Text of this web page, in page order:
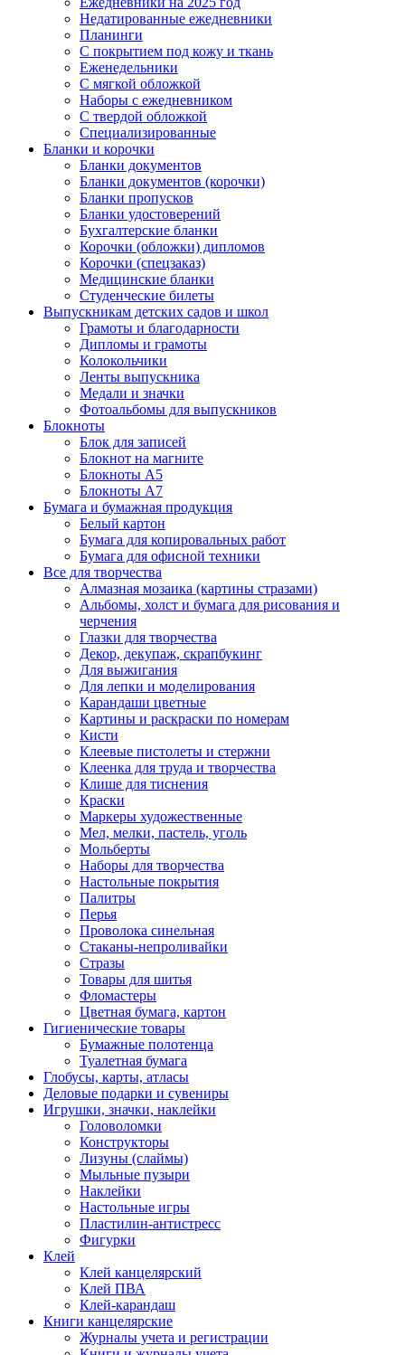
Недатированные ежедневники
Планинги
С покрытием под кожу и ткань
Еженедельники
С мягкой обложкой
Наборы с ежедневником
С твердой обложкой
Специализированные
Бланки и корочки
Бланки документов
Бланки документов (корочки)
Бланки пропусков
Бланки удостоверений
Бухгалтерские бланки
Корочки (обложки) дипломов
Корочки (спецзаказ)
Медицинские бланки
Студенческие билеты
Выпускникам детских садов и школ
Грамоты и благодарности
Дипломы и грамоты
Колокольчики
Ленты выпускника
Медали и значки
Фотоальбомы для выпускников
Блокноты
Блок для записей
Блокнот на магните
Блокноты А5
Блокноты А7
Бумага и бумажная продукция
Белый картон
Бумага для копировальных работ
Бумага для офисной техники
Все для творчества
Алмазная мозаика (картины стразами)
Альбомы, холст и бумага для рисования и
черчения
Глазки для творчества
Декор, декупаж, скрапбукинг
Для выжигания
Для лепки и моделирования
Карандаши цветные
Картины и раскраски по номерам
Кисти
Клеевые пистолеты и стержни
Клеенка для труда и творчества
Клише для тиснения
Краски
Маркеры художественные
Мел, мелки, пастель, уголь
Мольберты
Наборы для творчества
Настольные покрытия
Палитры
Перья
Проволока синельная
Стаканы-непроливайки
Стразы
Товары для шитья
Фломастеры
Цветная бумага, картон
Гигиенические товары
Бумажные полотенца
Туалетная бумага
Глобусы, карты, атласы
Деловые подарки и сувениры
Игрушки, значки, наклейки
Головоломки
Конструкторы
Лизуны (слаймы)
Мыльные пузыри
Наклейки
Настольные игры
Пластилин-антистресс
Фигурки
Клей
Клей канцелярский
Клей ПВА
Клей-карандаш
Книги канцелярские
Журналы учета и регистрации